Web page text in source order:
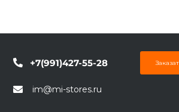
+7(991)427-55-28
im@mi-stores.ru